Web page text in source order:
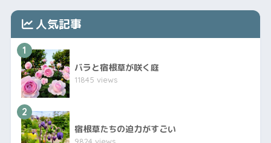
人気記事
1
バラと宿根草が咲く庭
11845 views
2
宿根草たちの迫力がすごい